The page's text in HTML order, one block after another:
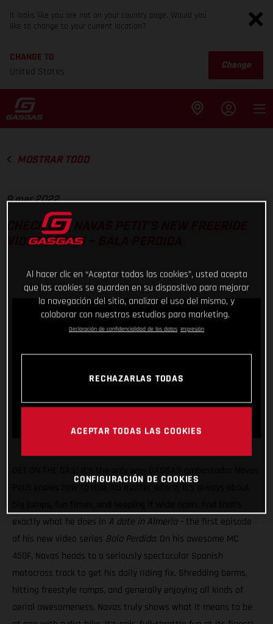
It looks like you are not on your country page. Would you
like to change to your current location?
CHANGE TO
United States
Change
MOSTRAR TODO
9 mar 2022
CHECK OUT NAVAS PETIT’S NEW FREERIDE
VIDEO SERIES – BALA PERDIDA
GET ON THE GAS! It’s the only way GASGAS ambassador Navas
exactly what he does in A date in Almeria– the first episode
of his new video series Bala Perdida. On his awesome MC
450F, Navas heads to a seriously spectacular Spanish
motocross track to get his daily riding fix. Shredding berms,
hitting freestyle ramps, and generally enjoying all kinds of
aerial awesomeness, Navas truly shows what it means to be
Al hacer clic en “Aceptar todas las cookies”, usted acepta
que las cookies se guarden en su dispositivo para mejorar
la navegación del sitio, analizar el uso del mismo, y
colaborar con nuestros estudios para marketing.
Declaración de confidencialidad de los datos Impresión
RECHAZARLAS TODAS
ACEPTAR TODAS LAS COOKIES
CONFIGURACIÓN DE COOKIES